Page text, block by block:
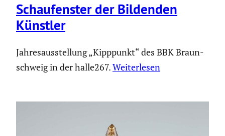
Schau­fenster der Bildenden
Künstler
Jahres­aus­stel­lung „Kipppunkt“ des BBK Braun­
schweig in der halle267.Weiter­lesen